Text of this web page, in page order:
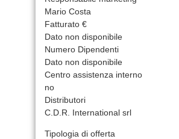
Mario Costa
Fatturato €
Dato non disponibile
Numero Dipendenti
Dato non disponibile
Centro assistenza interno
no
Distributori
C.D.R. International srl
Tipologia di offerta